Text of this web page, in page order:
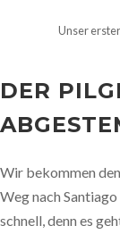
Unser
DER
Wir bekommen
Weg nach
schnell, denn es